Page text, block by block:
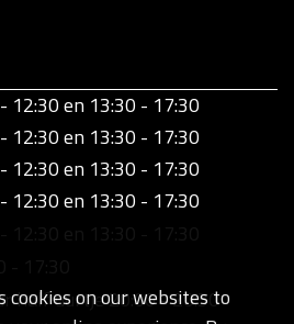
12:30 en 13:30 - 17:30
12:30 en 13:30 - 17:30
12:30 en 13:30 - 17:30
12:30 en 13:30 - 17:30
half uurtje 20:00 - 20:30
cookies on our websites to